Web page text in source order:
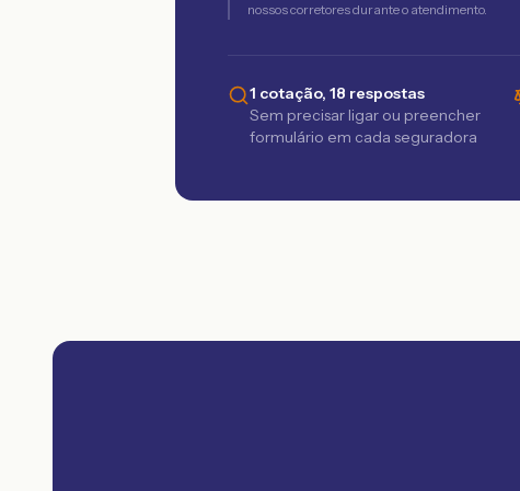
nossos corretores durante o atendimento.
1 cotação, 18 respostas
Sem precisar ligar ou preencher
formulário em cada seguradora